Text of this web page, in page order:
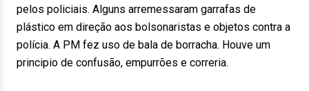
pelos policiais. Alguns arremessaram garrafas de
plástico em direção aos bolsonaristas e objetos contra a
polícia. A PM fez uso de bala de borracha. Houve um
principio de confusão, empurrões e correria.